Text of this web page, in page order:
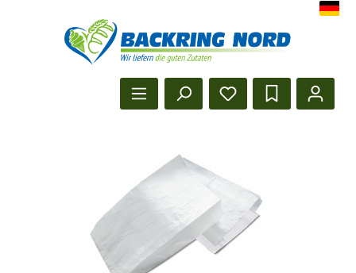
Herzlich Willkommen beim